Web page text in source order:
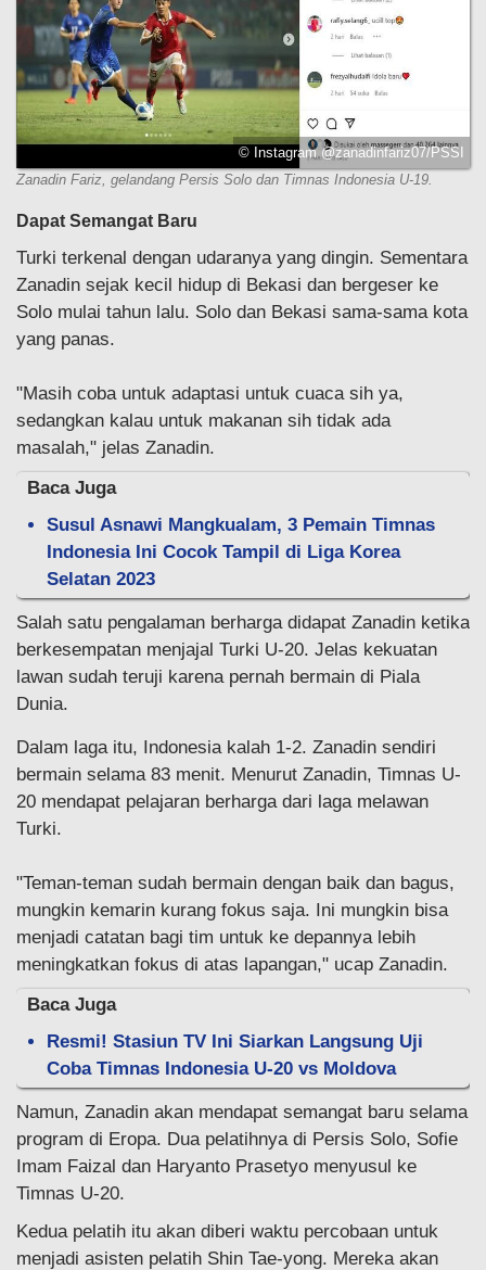
© Instagram @zanadinfariz07/PSSI
Zanadin Fariz, gelandang Persis Solo dan Timnas Indonesia U-19.
Dapat Semangat Baru
Turki terkenal dengan udaranya yang dingin. Sementara
Zanadin sejak kecil hidup di Bekasi dan bergeser ke
Solo mulai tahun lalu. Solo dan Bekasi sama-sama kota
yang panas.
"Masih coba untuk adaptasi untuk cuaca sih ya,
sedangkan kalau untuk makanan sih tidak ada
masalah," jelas Zanadin.
Baca Juga
Susul Asnawi Mangkualam, 3 Pemain Timnas
Indonesia Ini Cocok Tampil di Liga Korea
Selatan 2023
Salah satu pengalaman berharga didapat Zanadin ketika
berkesempatan menjajal Turki U-20. Jelas kekuatan
lawan sudah teruji karena pernah bermain di Piala
Dunia.
Dalam laga itu, Indonesia kalah 1-2. Zanadin sendiri
bermain selama 83 menit. Menurut Zanadin, Timnas U-
20 mendapat pelajaran berharga dari laga melawan
Turki.
"Teman-teman sudah bermain dengan baik dan bagus,
mungkin kemarin kurang fokus saja. Ini mungkin bisa
menjadi catatan bagi tim untuk ke depannya lebih
meningkatkan fokus di atas lapangan," ucap Zanadin.
Baca Juga
Resmi! Stasiun TV Ini Siarkan Langsung Uji
Coba Timnas Indonesia U-20 vs Moldova
Namun, Zanadin akan mendapat semangat baru selama
program di Eropa. Dua pelatihnya di Persis Solo, Sofie
Imam Faizal dan Haryanto Prasetyo menyusul ke
Timnas U-20.
Kedua pelatih itu akan diberi waktu percobaan untuk
menjadi asisten pelatih Shin Tae-yong. Mereka akan